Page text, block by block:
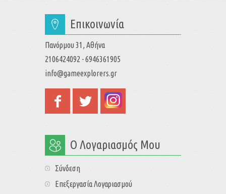
Επικοινωνία
Πανόρμου 31, Αθήνα
2106424092 - 6946361905
info@gameexplorers.gr
Ο Λογαριασμός Μου
Σύνδεση
Επεξεργασία Λογαριασμού